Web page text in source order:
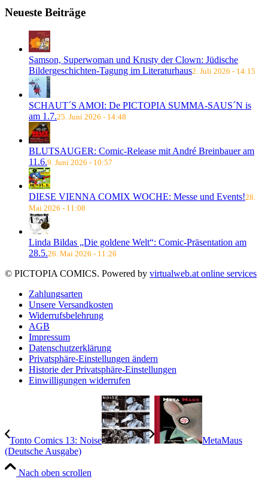
Neueste Beiträge
Samson, Superwoman und Krusty der Clown: Jüdische
Bildergeschichten-Tagung im Literaturhaus2. Juli 2026 - 14:15
SCHAUT´S AMOI: De PICTOPIA SUMMA-SAUS´N is
am 1.7.25. Juni 2026 - 14:48
BLUTSAUGER: Comic-Release mit André Breinbauer am
11.6.9. Juni 2026 - 10:57
DIESE VIENNA COMIX WOCHE: Messe und Events!28.
Mai 2026 - 11:08
Linda Bildas „Die goldene Welt“: Comic-Präsentation am
28.5.26. Mai 2026 - 11:26
© PICTOPIA COMICS. Powered by virtualweb.at online services
Zahlungsarten
Unsere Versandkosten
Widerrufsbelehrung
AGB
Impressum
Datenschutzerklärung
Privatsphäre-Einstellungen ändern
Historie der Privatsphäre-Einstellungen
Einwilligungen widerrufen
Tonto Comics 13: Noise
MetaMaus
(Deutsche Ausgabe)
Nach oben scrollen